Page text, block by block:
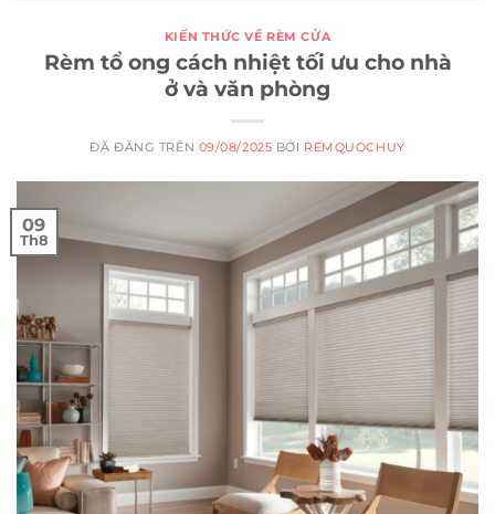
KIẾN THỨC VỀ RÈM CỬA
Rèm tổ ong cách nhiệt tối ưu cho nhà
ở và văn phòng
ĐÃ ĐĂNG TRÊN 09/08/2025 BỞI REMQUOCHUY
09
Th8